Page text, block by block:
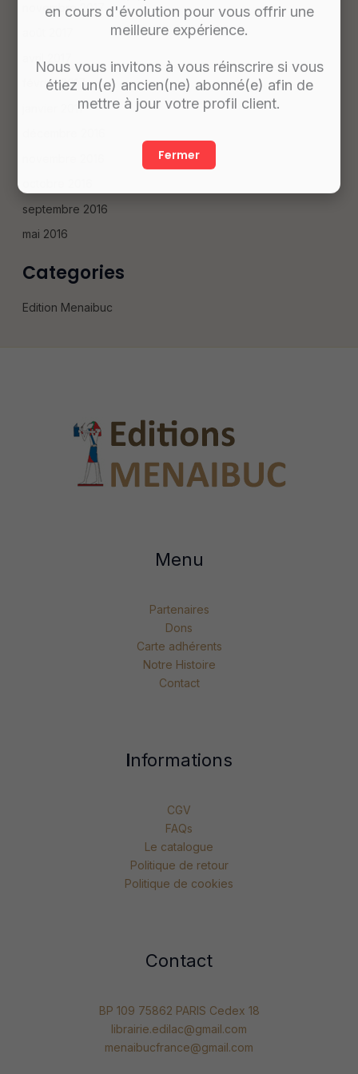
en cours d'évolution pour vous offrir une
meilleure expérience.
Nous vous invitons à vous réinscrire si vous
étiez un(e) ancien(ne) abonné(e) afin de
mettre à jour votre profil client.
Fermer
novembre 2017
février 2017
janvier 2017
septembre 2016
mai 2016
Categories
Edition Menaibuc
Menu
Partenaires
Dons
Carte adhérents
Notre Histoire
Contact
Informations
CGV
FAQs
Le catalogue
Politique de retour
Politique de cookies
Contact
BP 109 75862 PARIS Cedex 18
librairie.edilac@gmail.com
menaibucfrance@gmail.com